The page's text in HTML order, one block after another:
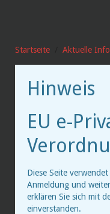
Startseite Aktuelle
Hinweis
EU e-
Diese Seite
Anmeldung und
erklären Sie sich mit
einverstanden.